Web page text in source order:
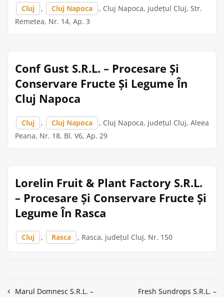
Cluj , Cluj Napoca
, Cluj Napoca, județul Cluj, Str.
Remetea, Nr. 14, Ap. 3
Conf Gust S.R.L. – Procesare Și
Conservare Fructe Și Legume În
Cluj Napoca
Cluj , Cluj Napoca
, Cluj Napoca, județul Cluj, Aleea
Peana, Nr. 18, Bl. V6, Ap. 29
Lorelin Fruit & Plant Factory S.R.L.
– Procesare Și Conservare Fructe Și
Legume În Rasca
Cluj , Rasca , Rasca, județul Cluj, Nr. 150
Navigare
Marul Domnesc S.R.L. –
Fresh Sundrops S.R.L. –